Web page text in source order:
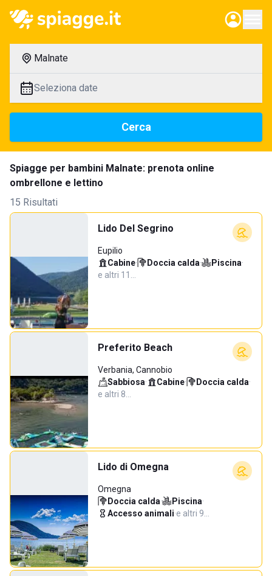
Malnate
Seleziona date
Cerca
Spiagge per bambini Malnate: prenota online
ombrellone e lettino
15 Risultati
Lido Del Segrino
Eupilio
Cabine· Doccia calda· Piscina·
e altri 11…
Preferito Beach
Verbania, Cannobio
Sabbiosa· Cabine· Doccia calda·
e altri 8…
Lido di Omegna
Omegna
Doccia calda· Piscina·
Accesso animali·e altri 9…